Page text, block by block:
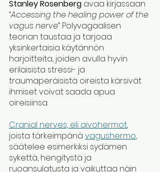
Stanley Rosenberg avaa kirjassaan
“Accessing the healing power of the
vagus nerve” Polyvagaalisen
teorian taustaa ja tarjoaa
yksinkertaisia käytännön
harjoitteita, joiden avulla hyvin
erilaisista stressi- ja
traumaperäisistä oireista kärsivät
ihmiset voivat saada apua
oireisiinsa.
Cranial nerves, eli aivohermot,
joista tärkeimpänä vagushermo,
säätelee esimerkiksi sydämen
sykettä, hengitystä ja
ruoansulatusta ja vaikuttaa näin